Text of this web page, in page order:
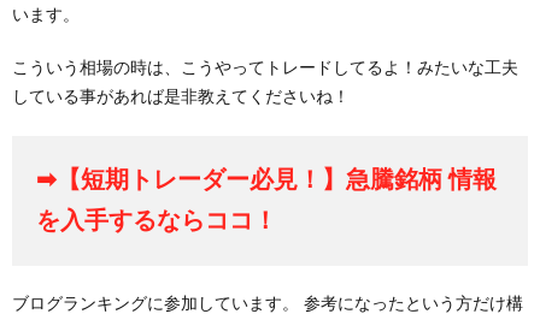
います。
こういう相場の時は、こうやってトレードしてるよ！みたいな工夫
している事があれば是非教えてくださいね！
➡【短期トレーダー必見！】急騰銘柄 情報
を入手するならココ！
ブログランキングに参加しています。 参考になったという方だけ構